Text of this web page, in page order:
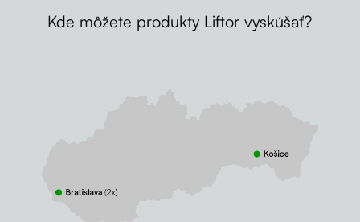
Kde môžete produkty Liftor vyskúšať?